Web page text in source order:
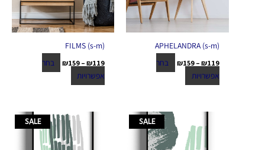
(APHELANDRA (s-m
₪119
–
₪159
בחר
אפשרויות
(FILMS (s-m
₪119
–
₪159
בחר
אפשרויות
SALE
טווח
מחירים:
⁦₪119⁩
עד
למוצר
יש
SALE
טווח
מחירים:
עד
למוצר
זה
יש